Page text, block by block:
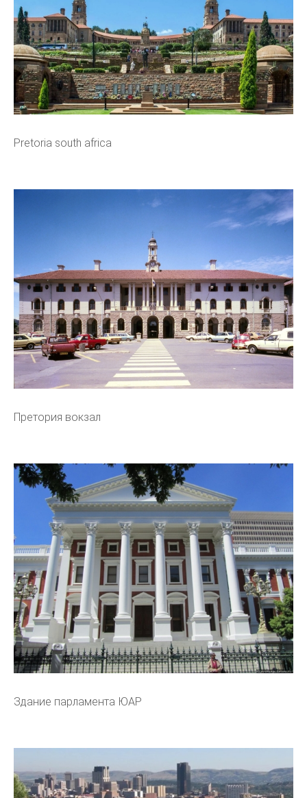
Pretoria south africa
Претория вокзал
Здание парламента ЮАР